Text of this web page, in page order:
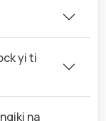
yi ti
na